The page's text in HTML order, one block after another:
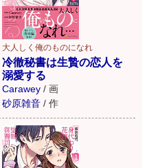
大人しく俺のものになれ
冷徹秘書は生贄の恋人を
溺愛する
Carawey / 画
砂原雑音 / 作